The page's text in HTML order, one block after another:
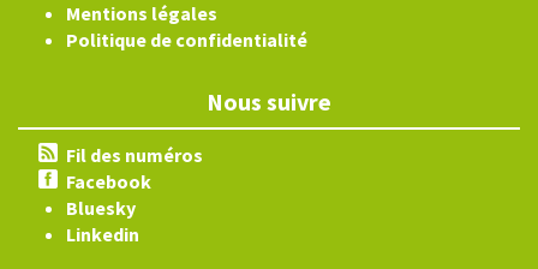
Mentions légales
Politique de confidentialité
Nous suivre
Fil des numéros
Facebook
Bluesky
Linkedin